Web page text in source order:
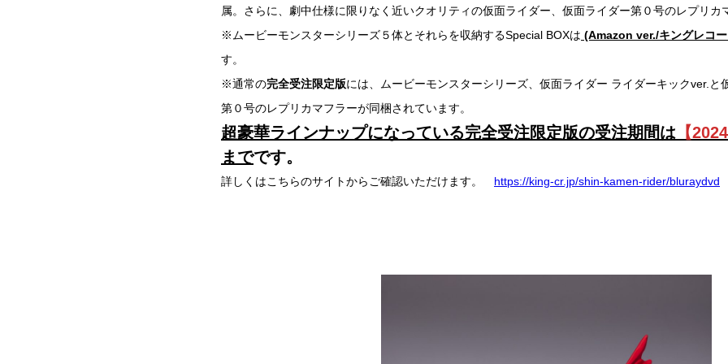
属。さらに、劇中仕様に限りなく近いクオリティの仮面ライダー、仮面ライダー第０号のレプリカ
※ムービーモンスターシリーズ５体とそれらを収納するSpecial BOXは (Amazon ver./キングレコ
す。
※通常の完全受注限定版には、ムービーモンスターシリーズ、仮面ライダー ライダーキックver.と
第０号のレプリカマフラーが同梱されています。
超豪華ラインナップになっている完全受注限定版の受注期間は 【
までです。
詳しくはこちらのサイトからご確認いただけます。 https://king-cr.jp/shin-kamen-rider/bluraydvd